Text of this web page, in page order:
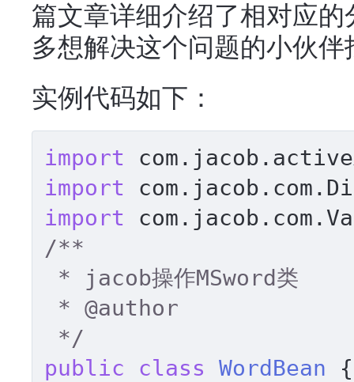
篇文章详细介绍了相对应
多想解决这个问题的小伙
实例代码如下：
import
import
import
/**
* @author
*/
public
class WordBean